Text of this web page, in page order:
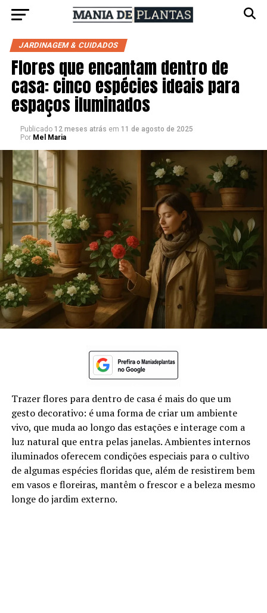
JARDINAGEM & CUIDADOS
Flores que encantam dentro de
casa: cinco espécies ideais para
espaços iluminados
Publicado 12 meses atrás em 11 de agosto de 2025
Por Mel Maria
Trazer flores para dentro de casa é mais do que um
gesto decorativo: é uma forma de criar um ambiente
vivo, que muda ao longo das estações e interage com a
luz natural que entra pelas janelas. Ambientes internos
iluminados oferecem condições especiais para o cultivo
de algumas espécies floridas que, além de resistirem bem
em vasos e floreiras, mantêm o frescor e a beleza mesmo
longe do jardim externo.